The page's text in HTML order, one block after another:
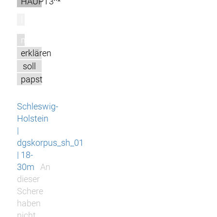
m
erklären
soll
papst
Schleswig-
Holstein
|
dgskorpus_sh_01
| 18-
30m
An
dieser
Schere
haben